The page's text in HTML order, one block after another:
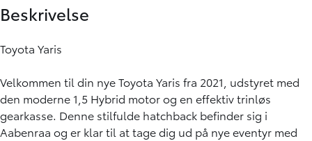
Beskrivelse
Toyota Yaris
Velkommen til din nye Toyota Yaris fra 2021, udstyret med
den moderne 1,5 Hybrid motor og en effektiv trinløs
gearkasse. Denne stilfulde hatchback befinder sig i
Aabenraa og er klar til at tage dig ud på nye eventyr med